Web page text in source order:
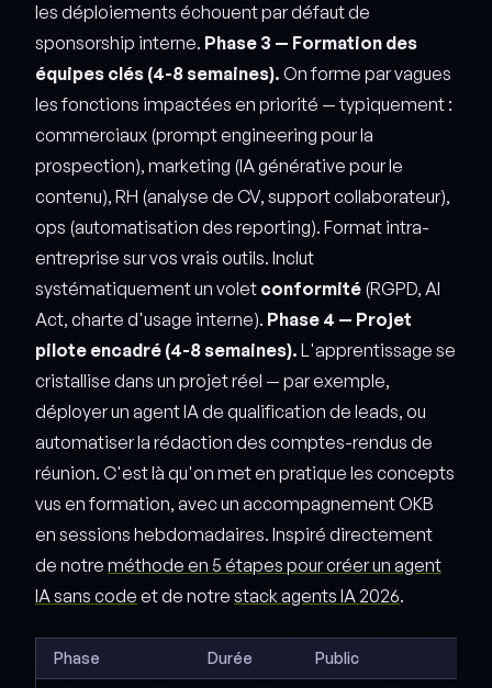
les déploiements échouent par défaut de
sponsorship interne. Phase 3 — Formation des
équipes clés (4-8 semaines). On forme par vagues
les fonctions impactées en priorité — typiquement :
commerciaux (prompt engineering pour la
prospection), marketing (IA générative pour le
contenu), RH (analyse de CV, support collaborateur),
ops (automatisation des reporting). Format intra-
entreprise sur vos vrais outils. Inclut
systématiquement un volet conformité (RGPD, AI
Act, charte d'usage interne). Phase 4 — Projet
pilote encadré (4-8 semaines). L'apprentissage se
cristallise dans un projet réel — par exemple,
déployer un agent IA de qualification de leads, ou
automatiser la rédaction des comptes-rendus de
réunion. C'est là qu'on met en pratique les concepts
vus en formation, avec un accompagnement OKB
en sessions hebdomadaires. Inspiré directement
de notre méthode en 5 étapes pour créer un agent
IA sans code et de notre stack agents IA 2026.
Phase Durée Public